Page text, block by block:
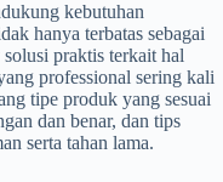
kebutuhan
hanya terbatas sebagai
praktis terkait hal
professional sering kali
tipe produk yang sesuai
dan benar, dan tips
serta tahan lama.